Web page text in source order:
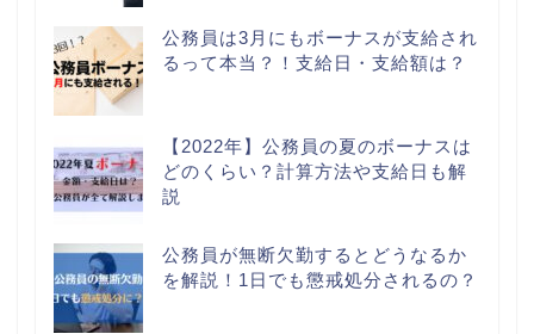
公務員は3月にもボーナスが支給され
るって本当？！支給日・支給額は？
【2022年】公務員の夏のボーナスは
どのくらい？計算方法や支給日も解
説
公務員が無断欠勤するとどうなるか
を解説！1日でも懲戒処分されるの？